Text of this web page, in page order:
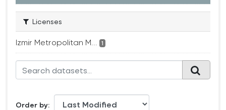
Licenses
Izmir Metropolitan M... 1
Order by